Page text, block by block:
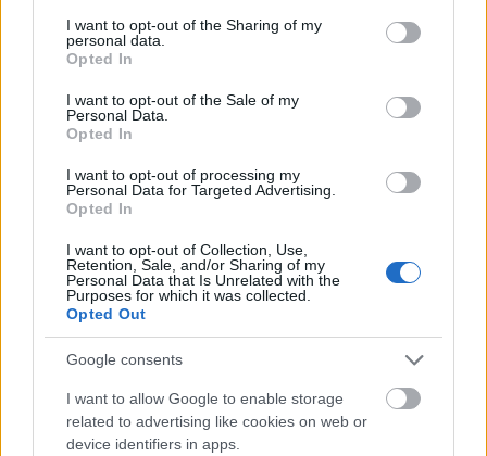
not limited to your visit or usage behaviour. You may click to
grant or deny consent to Google and its third-party tags to
use your data for below specified purposes in below Google
consent section.
I want to opt-out of the Sharing of my
personal data.
Opted In
I want to opt-out of the Sale of my
Personal Data.
Opted In
I want to opt-out of processing my
Personal Data for Targeted Advertising.
Opted In
I want to opt-out of Collection, Use,
Retention, Sale, and/or Sharing of my
Personal Data that Is Unrelated with the
Purposes for which it was collected.
Opted Out
Google consents
I want to allow Google to enable storage
related to advertising like cookies on web or
device identifiers in apps.
Rába Roland rendszeresen szerepel a Proton
Színház és Mundruczó Kornél darabjaiban, de
ismerheti a közönség a Krétakörből, a
Nemzeti Színházból, a Tháliából és több más
magyar intézményből, darabból is. Nemcsak
színházban, de filmekben is megmutatta
tehetségét: többek között az
és
a Couch Surfcímű alkotásokban játszott.
Legutóbbi rendezése a Proton Színház
előadásaként a Trafóban volt